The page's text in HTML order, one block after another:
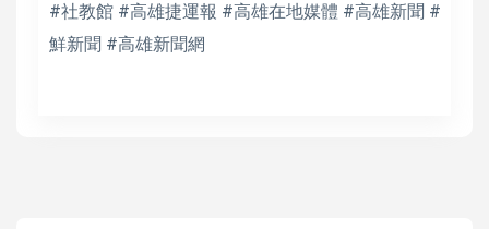
#社教館 #高雄捷運報 #高雄在地媒體 #高雄新聞 #
鮮新聞 #高雄新聞網